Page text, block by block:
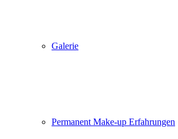
Galerie
Permanent Make-up Erfahrungen